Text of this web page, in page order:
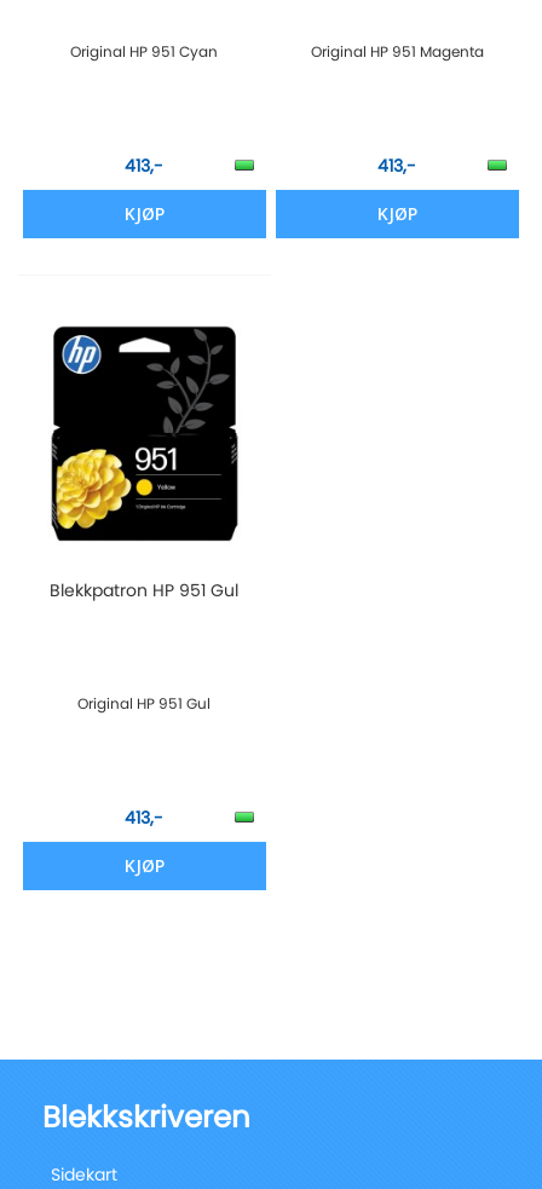
Original HP 951 Cyan
413,-
KJØP
Original HP 951 Magenta
413,-
KJØP
Blekkpatron HP 951 Gul
Original HP 951 Gul
413,-
KJØP
Blekkskriveren
Sidekart